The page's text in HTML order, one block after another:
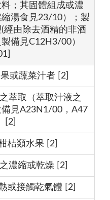
；其固體組成或濃
湯食見23/10）；製
經由除去酒精的非酒
備見C12H3/00）
或蔬菜汁者 [2]
萃取（萃取汁液之
見A23N1/00，A47
[2]
桔類水果 [2]
濃縮或乾燥 [2]
或接觸乾氣體 [2]